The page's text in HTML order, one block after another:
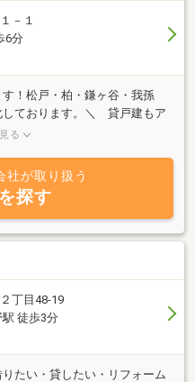
－１
6分
す！松戸・柏・鎌ヶ谷・我孫
しております。＼ 貸戸建もア
の他のご相談も是非お気軽に
る
社が取り扱う
探す
丁目48-19
徒歩3分
たい・貸したい・リフォーム